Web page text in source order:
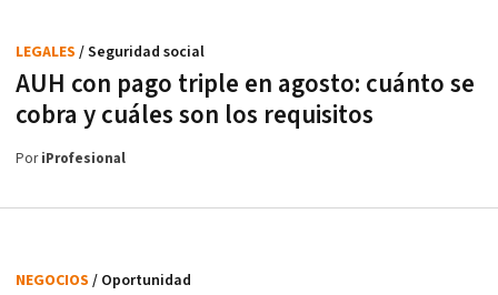
AUH con pago triple en agosto: cuánto se
cobra y cuáles son los requisitos
LEGALES / Seguridad social
PoriProfesional
NEGOCIOS / Oportunidad